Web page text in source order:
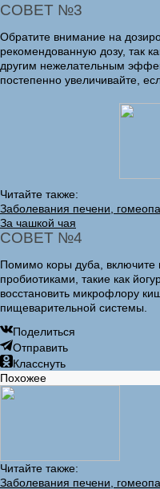
СОВЕТ №3
Обратите внимание на
рекомендованную дозу, так
другим нежелательным
постепенно увеличивайте,
Читайте также:
Заболевания печени,
За чашкой чая
СОВЕТ №4
Помимо коры дуба, включите
пробиотиками, такие как
восстановить микрофлору
пищеварительной системы.
Поделиться
Отправить
Класснуть
Похожее
Читайте также:
Заболевания печени,